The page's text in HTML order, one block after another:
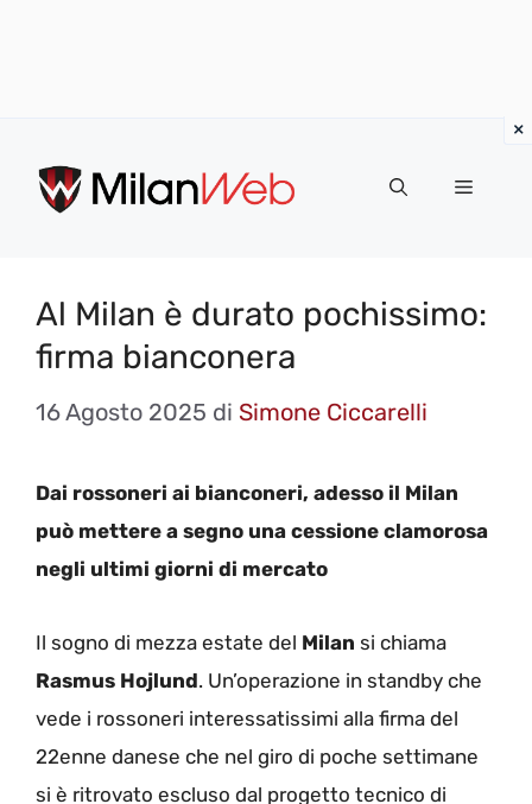
contenuto
MENU
Al Milan è durato pochissimo:
firma bianconera
16 Agosto 2025 di Simone Ciccarelli
Dai rossoneri ai bianconeri, adesso il Milan
può mettere a segno una cessione clamorosa
negli ultimi giorni di mercato
Il sogno di mezza estate del Milan si chiama
Rasmus Hojlund. Un’operazione in standby che
vede i rossoneri interessatissimi alla firma del
22enne danese che nel giro di poche settimane
si è ritrovato escluso dal progetto tecnico di